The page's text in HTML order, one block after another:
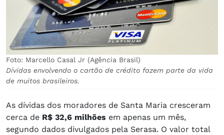
Foto: Marcello Casal Jr (Agência Brasil)
Dívidas envolvendo o cartão de crédito fazem parte da vida
de muitos brasileiros.
As dívidas dos moradores de Santa Maria cresceram
cerca de R$ 32,6 milhões em apenas um mês,
segundo dados divulgados pela Serasa. O valor total